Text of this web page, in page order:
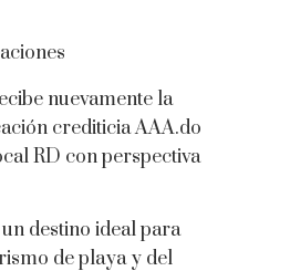
nuevamente la
crediticia AAA.do
RD con perspectiva
destino ideal para
de playa y del